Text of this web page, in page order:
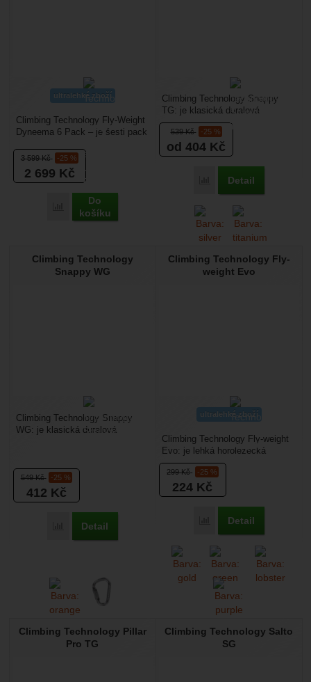
ultralehké zboží
3 599Kč -25 %
2 699 Kč
Přidat 'Climbing Technology Fly-Weight Evo set UL 6 Pack'
Do
košíku
Climbing Technology Fly-Weight
Dyneema 6 Pack – je šesti pack
zámkem vhodné...
539Kč -25 %
od 404 Kč
Přidat 'Climbing
Detail
Climbing Technology Snappy
TG: je klasická duralová
karabina s třípolohovou
pojistkou. Pojistka je
automatická,...
Climbing Technology
Snappy WG
549Kč -25 %
412 Kč
Přidat 'Climbing Technology Snappy WG' k porovnání
Detail
Climbing Technology Snappy
WG: je klasická duralová
Climbing Technology Fly-
weight Evo
ultralehké zboží
299Kč -25 %
224 Kč
Přidat 'Climbing
Detail
Climbing Technology Fly-weight
Evo: je lehká horolezecká
karabina, která se ideálně hodí
pro využití...
Climbing Technology Pillar
Pro TG
Climbing Technology Salto
SG